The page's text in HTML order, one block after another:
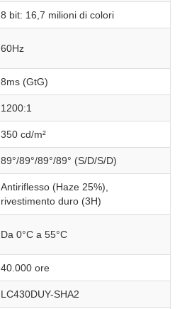
8 bit: 16,7 milioni di colori
60Hz
8ms (GtG)
1200:1
350 cd/m²
89°/89°/89°/89° (S/D/S/D)
Antiriflesso (Haze 25%),
rivestimento duro (3H)
Da 0°C a 55°C
40.000 ore
LC430DUY-SHA2